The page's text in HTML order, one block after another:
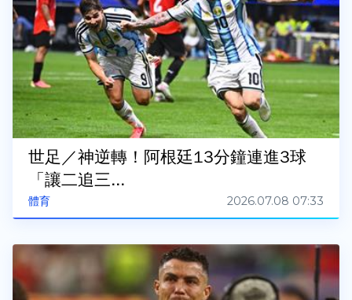
體育
世足／神逆轉！阿根廷13分鐘連進3球
「讓二追三...
2026.07.08 07:33